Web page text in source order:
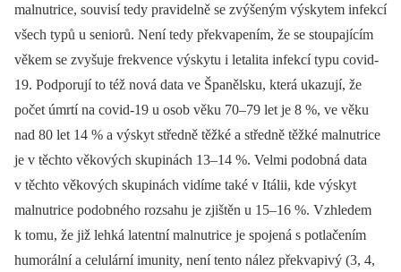
malnutrice, souvisí tedy pravidelně se zvýšeným výskytem infekcí
všech typů u seniorů. Není tedy překvapením, že se stoupajícím
věkem se zvyšuje frekvence výskytu i letalita infekcí typu covid-
19. Podporují to též nová data ve Španělsku, která ukazují, že
počet úmrtí na covid-19 u osob věku 70–79 let je 8 %, ve věku
nad 80 let 14 % a výskyt středně těžké a středně těžké malnutrice
je v těchto věkových skupinách 13–14 %. Velmi podobná data
v těchto věkových skupinách vidíme také v Itálii, kde výskyt
malnutrice podobného rozsahu je zjištěn u 15‒16 %. Vzhledem
k tomu, že již lehká latentní malnutrice je spojená s potlačením
humorální a celulární imunity, není tento nález překvapivý (3, 4,